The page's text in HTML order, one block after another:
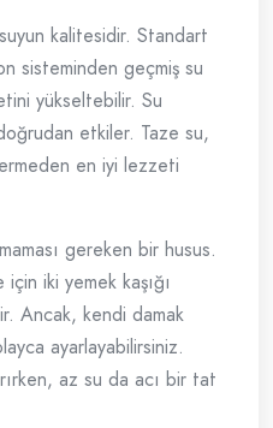
kalitesidir. Standart
sisteminden geçmiş su
yükseltebilir. Su
etkiler. Taze su,
en iyi lezzeti
gereken bir husus.
iki yemek kaşığı
Ancak, kendi damak
ayarlayabilirsiniz.
az su da acı bir tat